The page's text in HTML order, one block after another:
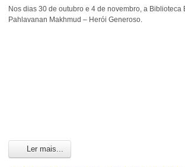
Nos dias 30 de outubro e 4 de novembro, a
Pahlavanan Makhmud – Herói Generoso.
Ler mais...